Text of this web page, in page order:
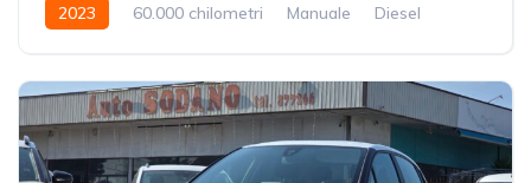
2023 60.000 chilometri Manuale
Diesel